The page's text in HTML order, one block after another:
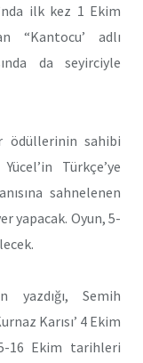
ilk kez 1 Ekim
“Kantocu’ adlı
da seyirciyle
ödüllerinin sahibi
Türkçe’ye
sahnelenen
yapacak. Oyun, 5-
yazdığı, Semih
Karısı’ 4 Ekim
16 Ekim tarihleri